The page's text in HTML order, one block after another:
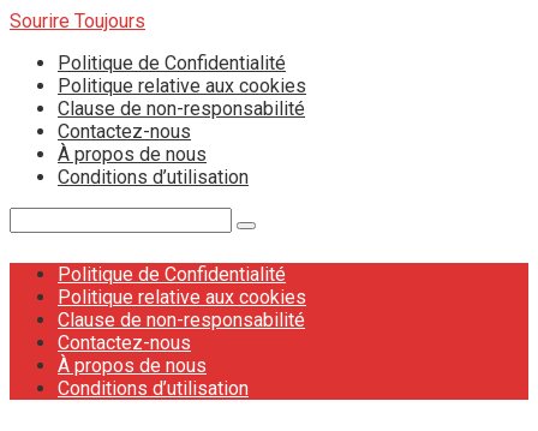
Skip
content
Sourire Toujours
Politique de Confidentialité
Politique relative aux cookies
Clause de non-responsabilité
Contactez-nous
À propos de nous
Conditions d’utilisation
Politique de Confidentialité
Politique relative aux cookies
Clause de non-responsabilité
Contactez-nous
À propos de nous
Conditions d’utilisation